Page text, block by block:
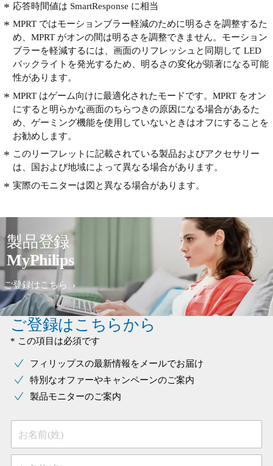
応答時間値は SmartResponse に相当
MPRT ではモーションブラー軽減のために明るさを調整するた
め、MPRT がオンの間は明るさを調整できません。モーション
ブラーを軽減するには、画面のリフレッシュと同期して LED
バックライトを発光するため、明るさの変化が顕著になる可能
性があります。
MPRT はゲーム向けに最適化されたモードです。MPRT をオン
にすると明らかな画面のちらつきの原因になる場合があるた
め、ゲーミング機能を使用していないときはオフにすることを
お勧めします。
このリーフレットに記載されている製品およびアクセサリー
は、国および地域によって異なる場合があります。
実際のモニターは図と異なる場合があります。
製品登録
MyPhilips
ご登録はこちら
ご登録はこちらから
* この項目は必須です
フィリップスの最新情報をメールでお届け
特別なオファーやキャンペーンのご案内
製品モニターのご案内
お名前(姓)